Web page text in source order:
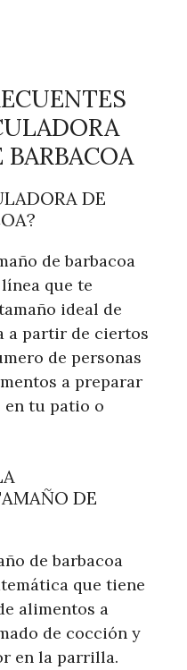
DE
de barbacoa
que te
ideal de
a partir de ciertos
de personas
a preparar
en tu patio o
DE
de barbacoa
que tiene
alimentos a
de cocción y
en la parrilla.